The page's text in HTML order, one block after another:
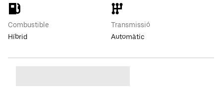
Combustible
Híbrid
Transmissió
Automàtic